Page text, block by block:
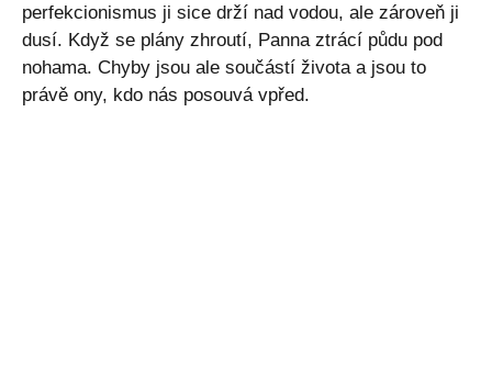
perfekcionismus ji sice drží nad vodou, ale zároveň ji
dusí. Když se plány zhroutí, Panna ztrácí půdu pod
nohama. Chyby jsou ale součástí života a jsou to
právě ony, kdo nás posouvá vpřed.